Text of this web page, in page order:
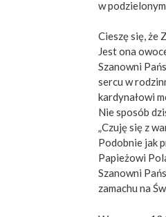
w
Cieszę się, że
Jest ona
Szanowni
sercu w
kardynałowi
Nie sposób
„Czuję się z
Podobnie jak
Papieżowi
Szanowni
zamachu na